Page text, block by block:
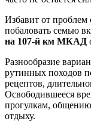
Избавит от
побаловать семью
на 107-й км МКАД
Разнообразие
рутинных походов
рецептов,
Освободившееся
прогулкам,
отдыху.